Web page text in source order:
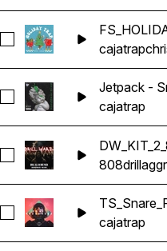
Seleccionar FS_HOLIDAY
cajatrap
Seleccionar Jetpack - Snare
Jetpack -
cajatrap
Seleccionar
808drill
Seleccionar
cajatrap